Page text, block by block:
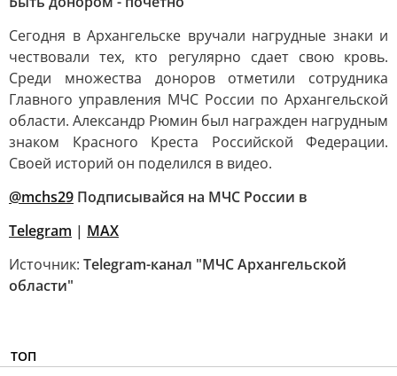
Сегодня в Архангельске вручали нагрудные знаки и
чествовали тех, кто регулярно сдает свою кровь.
Среди множества доноров отметили сотрудника
Главного управления МЧС России по Архангельской
области. Александр Рюмин был награжден нагрудным
знаком Красного Креста Российской Федерации.
Своей историй он поделился в видео.
@mchs29 Подписывайся на МЧС России в
Telegram | MAX
Источник: Telegram-канал "МЧС Архангельской
области"
ТОП